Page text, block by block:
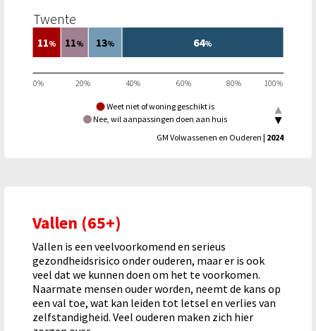
Weet niet of woning geschikt is
Nee, wil aanpassingen doen aan huis
0% 20% 40% 60% 80% 100%
Twente
11% 11% 13% 64%
GM Volwassenen en Ouderen | 2024
Vallen (65+)
Vallen is een veelvoorkomend en serieus
gezondheidsrisico onder ouderen, maar er is ook
veel dat we kunnen doen om het te voorkomen.
Naarmate mensen ouder worden, neemt de kans op
een val toe, wat kan leiden tot letsel en verlies van
zelfstandigheid. Veel ouderen maken zich hier